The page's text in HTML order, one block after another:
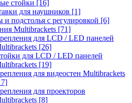
стойки [16]
для наушников [1]
подстолья с регулировкой [6]
Multibrackets [71]
для LCD / LED панелей
[26]
для LCD / LED панелей
[19]
для видеостен Multibrackets
для проекторов
[8]